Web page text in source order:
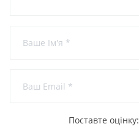
Поставте оцінку:
1